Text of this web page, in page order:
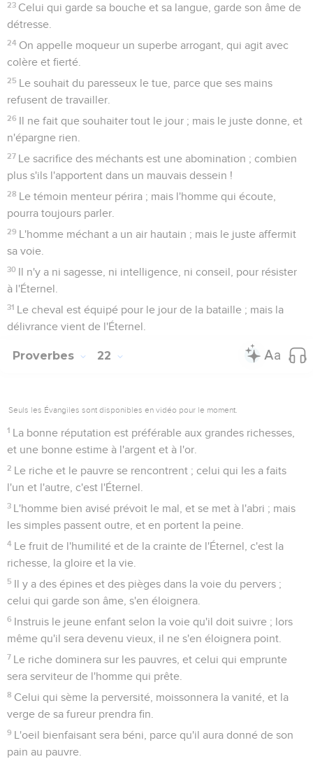
23 Celui qui garde sa bouche et sa langue, garde son âme de
détresse.
24 On appelle moqueur un superbe arrogant, qui agit avec
colère et fierté.
25 Le souhait du paresseux le tue, parce que ses mains
refusent de travailler.
26 Il ne fait que souhaiter tout le jour ; mais le juste donne, et
n'épargne rien.
27 Le sacrifice des méchants est une abomination ; combien
plus s'ils l'apportent dans un mauvais dessein !
28 Le témoin menteur périra ; mais l'homme qui écoute,
pourra toujours parler.
29 L'homme méchant a un air hautain ; mais le juste affermit
sa voie.
30 Il n'y a ni sagesse, ni intelligence, ni conseil, pour résister
à l'Éternel.
31 Le cheval est équipé pour le jour de la bataille ; mais la
délivrance vient de l'Éternel.
Proverbes 22
Seuls les Évangiles sont disponibles en vidéo pour le moment.
1 La bonne réputation est préférable aux grandes richesses,
et une bonne estime à l'argent et à l'or.
2 Le riche et le pauvre se rencontrent ; celui qui les a faits
l'un et l'autre, c'est l'Éternel.
3 L'homme bien avisé prévoit le mal, et se met à l'abri ; mais
les simples passent outre, et en portent la peine.
4 Le fruit de l'humilité et de la crainte de l'Éternel, c'est la
richesse, la gloire et la vie.
5 Il y a des épines et des pièges dans la voie du pervers ;
celui qui garde son âme, s'en éloignera.
6 Instruis le jeune enfant selon la voie qu'il doit suivre ; lors
même qu'il sera devenu vieux, il ne s'en éloignera point.
7 Le riche dominera sur les pauvres, et celui qui emprunte
sera serviteur de l'homme qui prête.
8 Celui qui sème la perversité, moissonnera la vanité, et la
verge de sa fureur prendra fin.
9 L'oeil bienfaisant sera béni, parce qu'il aura donné de son
pain au pauvre.